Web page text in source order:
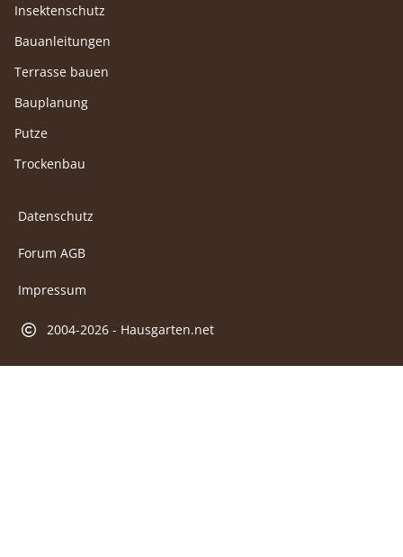
Insektenschutz
Bauanleitungen
Terrasse bauen
Bauplanung
Putze
Trockenbau
Datenschutz
Forum AGB
Impressum
2004-2026 - Hausgarten.net